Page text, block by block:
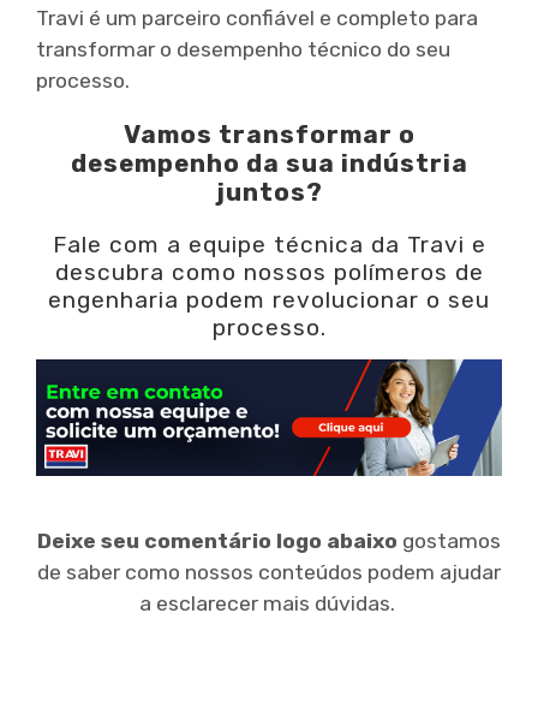
Travi é um parceiro confiável e completo para
transformar o desempenho técnico do seu
processo.
Vamos transformar o
desempenho da sua indústria
juntos?
Fale com a equipe técnica da Travi e
descubra como nossos polímeros de
engenharia podem revolucionar o seu
processo.
Deixe seu comentário logo abaixo gostamos
de saber como nossos conteúdos podem ajudar
a esclarecer mais dúvidas.